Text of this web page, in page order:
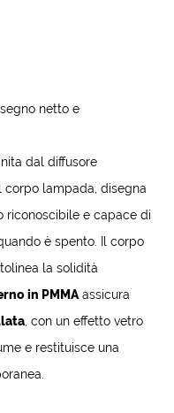
netto e
dal diffusore
lampada, disegna
riconoscibile e capace di
è spento. Il corpo
la solidità
in PMMA assicura
, con un effetto vetro
e restituisce una